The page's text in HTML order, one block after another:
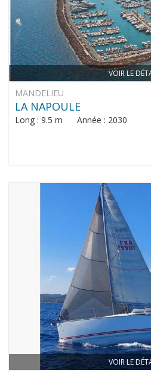
VOIR LE
MANDELIEU
LA NAPOULE
Long : 9.5 m Année : 2030
VOIR LE